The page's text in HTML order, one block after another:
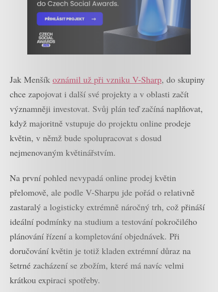
Jak Menšík oznámil už při vzniku V-Sharp, do skupiny
chce zapojovat i další své projekty a v oblasti začít
významněji investovat. Svůj plán teď začíná naplňovat,
když majoritně vstupuje do projektu online prodeje
květin, v němž bude spolupracovat s dosud
nejmenovaným květinářstvím.
Na první pohled nevypadá online prodej květin
přelomově, ale podle V-Sharpu jde pořád o relativně
zastaralý a logisticky extrémně náročný trh, což přináší
ideální podmínky na studium a testování pokročilého
plánování řízení a kompletování objednávek. Při
doručování květin je totiž kladen extrémní důraz na
šetrné zacházení se zbožím, které má navíc velmi
krátkou expiraci spotřeby.